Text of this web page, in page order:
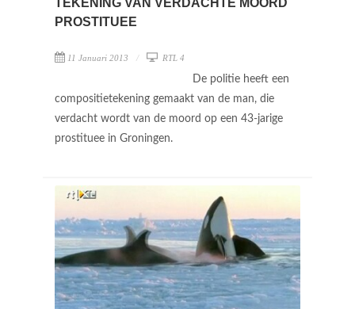
PROSTITUEE
11 Januari 2013 RTL 4
De politie heeft een
compositietekening gemaakt van de man, die
verdacht wordt van de moord op een 43-jarige
prostituee in Groningen.